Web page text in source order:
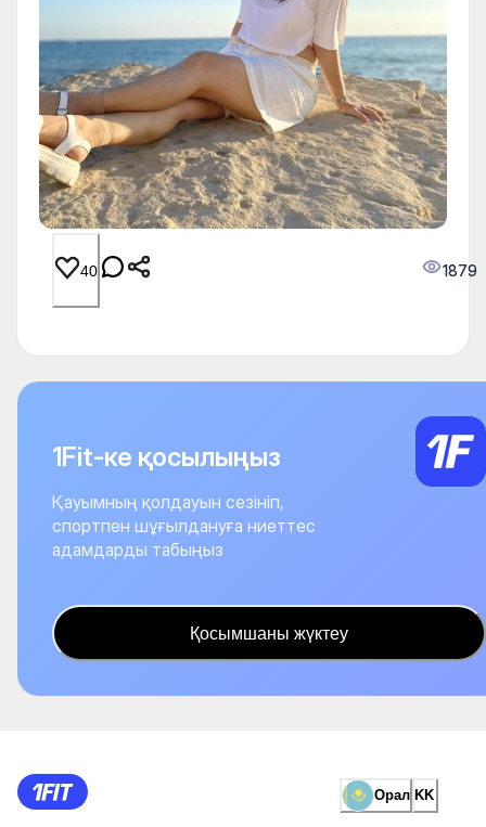
40 1879
1Fit-ке қосылыңыз
Қауымның қолдауын сезініп,
спортпен шұғылдануға ниеттес
адамдарды табыңыз
Қосымшаны жүктеу
Орал KK